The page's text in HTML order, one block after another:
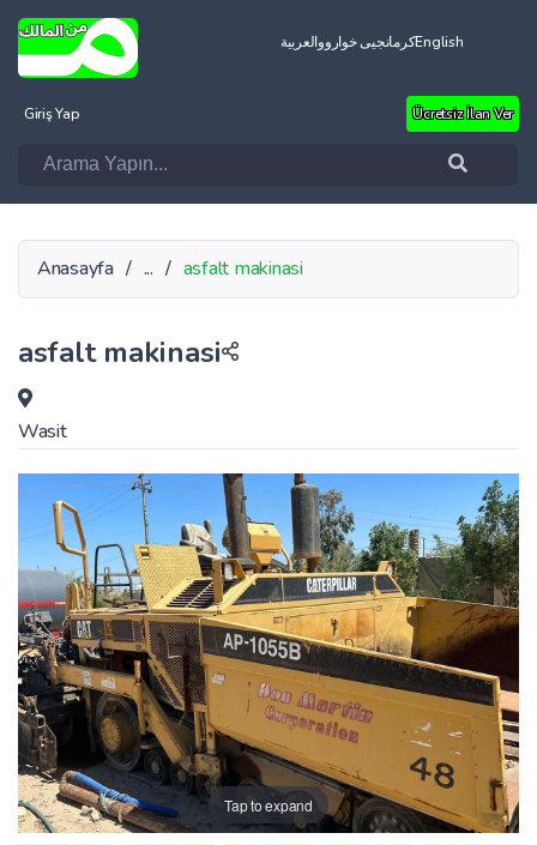
العربيةکرمانجیی خوارووEnglish
Giriş Yap Ücretsiz İlan Ver
Anasayfa / ... / asfalt makinasi
asfalt makinasi
Wasit
Tap to expand